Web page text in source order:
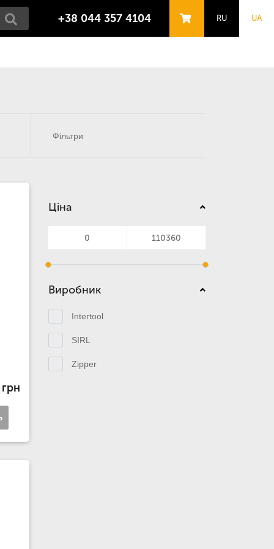
+38 044 357 4104 RU UA
Ціна
Виробник
Intertool
SIRL
Zipper
Фільтри